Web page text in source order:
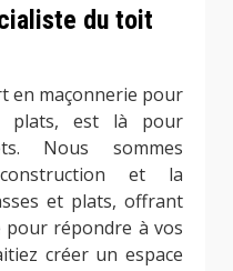
du toit
en maçonnerie pour
plats, est là pour
Nous sommes
et la
et plats, offrant
répondre à vos
créer un espace